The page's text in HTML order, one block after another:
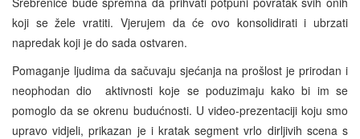
koji se žele vratiti. Vjerujem da će ovo konsolidirati i ubrzati
napredak koji je do sada ostvaren.
Pomaganje ljudima da sačuvaju sjećanja na prošlost je prirodan i
neophodan dio aktivnosti koje se poduzimaju kako bi im se
pomoglo da se okrenu budućnosti. U video-prezentaciji koju smo
upravo vidjeli, prikazan je i kratak segment vrlo dirljivih scena s